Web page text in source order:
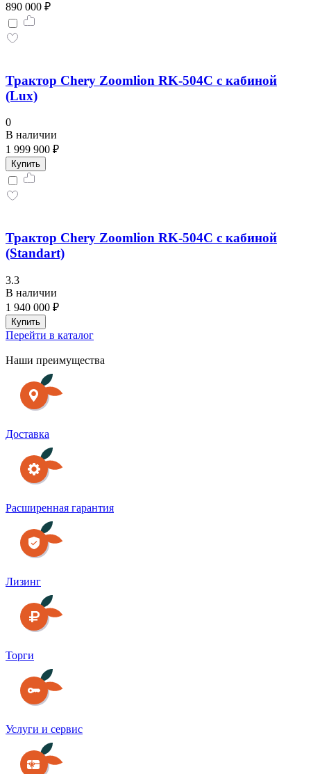
890 000 ₽
Трактор Chery Zoomlion RK-504C с кабиной
(Lux)
0
В наличии
1 999 900 ₽
Купить
Трактор Chery Zoomlion RK-504C с кабиной
(Standart)
3.3
В наличии
1 940 000 ₽
Купить
Перейти в каталог
Наши преимущества
Доставка
Расширенная гарантия
Лизинг
Торги
Услуги и сервис